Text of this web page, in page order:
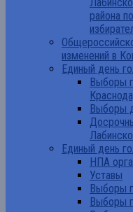
района
изменений в
Единый день
Выборы
Выборы
Единый день
НПА
Уставы
Выборы
Выборы